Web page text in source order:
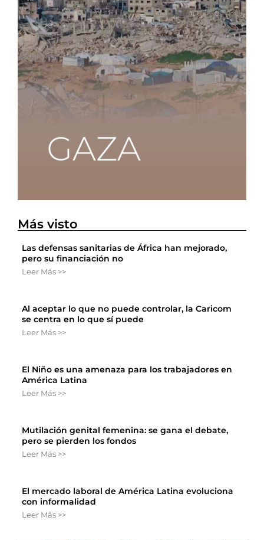
Más visto
Las defensas sanitarias de África han mejorado,
pero su financiación no
Leer Más >>
Al aceptar lo que no puede controlar, la Caricom
se centra en lo que sí puede
Leer Más >>
El Niño es una amenaza para los trabajadores en
América Latina
Leer Más >>
Mutilación genital femenina: se gana el debate,
pero se pierden los fondos
Leer Más >>
El mercado laboral de América Latina evoluciona
con informalidad
Leer Más >>